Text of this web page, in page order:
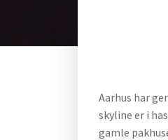
Aarhus har
skyline er i
gamle